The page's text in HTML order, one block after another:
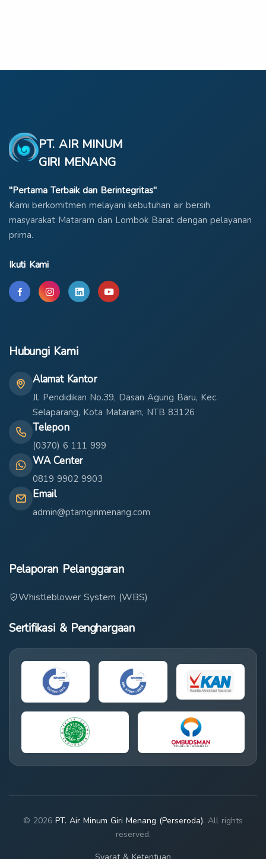
PT. AIR MINUM
GIRI MENANG
"Pertama Terbaik dan Berintegritas"
Kami berkomitmen melayani kebutuhan air bersih
masyarakat Mataram dan Lombok Barat dengan pelayanan
prima.
Ikuti Kami
Hubungi Kami
Alamat Kantor
Jl. Pendidikan No.39, Dasan Agung Baru, Kec.
Selaparang, Kota Mataram, NTB 83126
Telepon
(0370) 6 111 999
WA Center
0819 9902 9903
Email
admin@ptamgirimenang.com
Pelaporan Pelanggaran
Whistleblower System (WBS)
Sertifikasi & Penghargaan
© 2026 PT. Air Minum Giri Menang (Perseroda). All rights
reserved.